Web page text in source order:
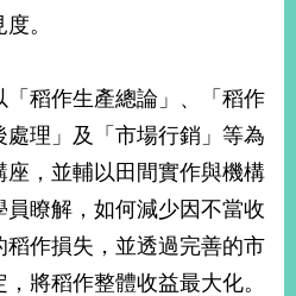
。
「稻作生產總論」、「稻作
理」及「市場行銷」等為
座，並輔以田間實作與機構
瞭解，如何減少因不當收
作損失，並透過完善的市
將稻作整體收益最大化。